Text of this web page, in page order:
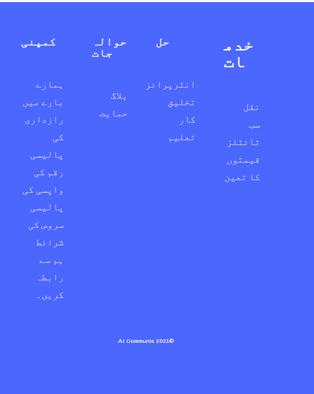
خدم
ات
نقل
سب
ٹائٹلز
قیمتوں
کا تعین
حل
انٹرپرائز
تخلیق
کار
تعلیم
حوالہ
جات
بلاگ
حمایت
کمپنی
ہمارے
بارے میں
رازداری
کی
پالیسی
رقم کی
واپسی کی
پالیسی
سروس کی
شرائط
ہم سے
رابطہ
کریں۔
©2021 AI Communis.